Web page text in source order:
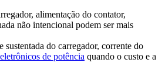
alimentação do contator,
não intencional podem ser mais
do carregador, corrente do
de potência quando o custo e a